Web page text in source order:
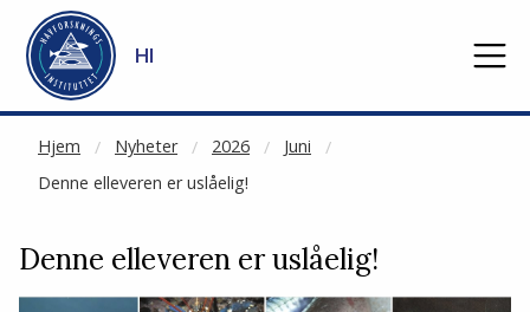
Gå til hovedinnhold
HI
Hjem Nyheter 2026
Juni
Denne elleveren er uslåelig!
NOT CACHED
Denne elleveren er uslåelig!